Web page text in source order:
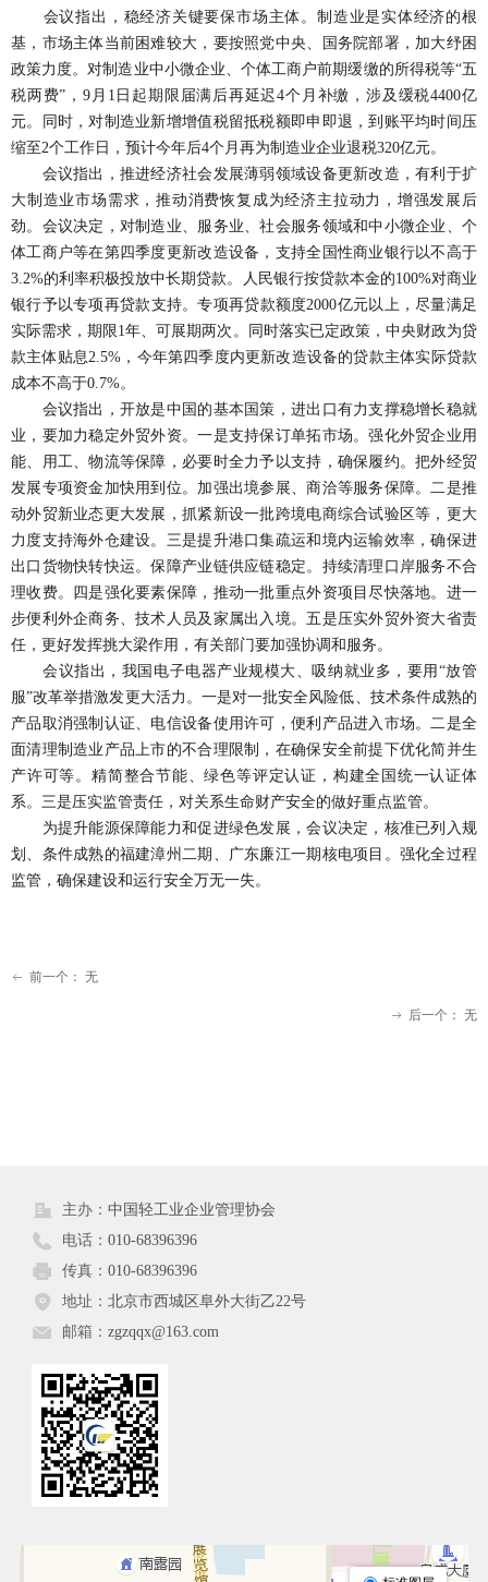
会议指出，稳经济关键要保市场主体。制造业是实体经济的根
基，市场主体当前困难较大，要按照党中央、国务院部署，加大纾困
政策力度。对制造业中小微企业、个体工商户前期缓缴的所得税等“五
税两费”，9月1日起期限届满后再延迟4个月补缴，涉及缓税4400亿
元。同时，对制造业新增增值税留抵税额即申即退，到账平均时间压
缩至2个工作日，预计今年后4个月再为制造业企业退税320亿元。
会议指出，推进经济社会发展薄弱领域设备更新改造，有利于扩
大制造业市场需求，推动消费恢复成为经济主拉动力，增强发展后
劲。会议决定，对制造业、服务业、社会服务领域和中小微企业、个
体工商户等在第四季度更新改造设备，支持全国性商业银行以不高于
3.2%的利率积极投放中长期贷款。人民银行按贷款本金的100%对商业
银行予以专项再贷款支持。专项再贷款额度2000亿元以上，尽量满足
实际需求，期限1年、可展期两次。同时落实已定政策，中央财政为贷
款主体贴息2.5%，今年第四季度内更新改造设备的贷款主体实际贷款
成本不高于0.7%。
会议指出，开放是中国的基本国策，进出口有力支撑稳增长稳就
业，要加力稳定外贸外资。一是支持保订单拓市场。强化外贸企业用
能、用工、物流等保障，必要时全力予以支持，确保履约。把外经贸
发展专项资金加快用到位。加强出境参展、商洽等服务保障。二是推
动外贸新业态更大发展，抓紧新设一批跨境电商综合试验区等，更大
力度支持海外仓建设。三是提升港口集疏运和境内运输效率，确保进
出口货物快转快运。保障产业链供应链稳定。持续清理口岸服务不合
理收费。四是强化要素保障，推动一批重点外资项目尽快落地。进一
步便利外企商务、技术人员及家属出入境。五是压实外贸外资大省责
任，更好发挥挑大梁作用，有关部门要加强协调和服务。
会议指出，我国电子电器产业规模大、吸纳就业多，要用 “放管
服”改革举措激发更大活力。一是对一批安全风险低、技术条件成熟的
产品取消强制认证、电信设备使用许可，便利产品进入市场。二是全
面清理制造业产品上市的不合理限制，在确保安全前提下优化简并生
产许可等。精简整合节能、绿色等评定认证，构建全国统一认证体
系。三是压实监管责任，对关系生命财产安全的做好重点监管。
为提升能源保障能力和促进绿色发展，会议决定，核准已列入规
划、条件成熟的福建漳州二期、广东廉江一期核电项目。强化全过程
监管，确保建设和运行安全万无一失。
ꂃ 前一个： 无
ꁹ 后一个： 无
主办： 中国轻工业企业管理协会
电话： 010-68396396
传真： 010-68396396
地址： 北京市西城区阜外大街乙22号
邮箱： zgzqqx@163.com